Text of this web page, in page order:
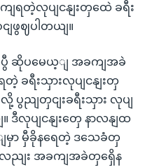
ျရတဲ့လုပျငနျးတှထေဲ ခရီး
ျဖွဈပါတယျ။
ျစပွီ ဆိုပမေယ့ျ အခကျအခဲ
တဲ့ ခရီးသှားလုပျငနျးတှ
ပွညျတှငျးခရီးသှား လုပျ
ဒီလုပျငနျးတှေ နာလနျထ
ျမှာ မှီခိုနရေတဲ့ ဒသေခံတှ
လညျး အခကျအခဲတှရှေိန